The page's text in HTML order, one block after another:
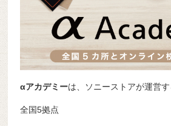
αアカデミーは、ソニーストアが運営す
全国5拠点